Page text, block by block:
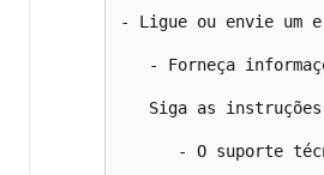
- Ligue ou envie um
- Forneça
Siga as
- O suporte